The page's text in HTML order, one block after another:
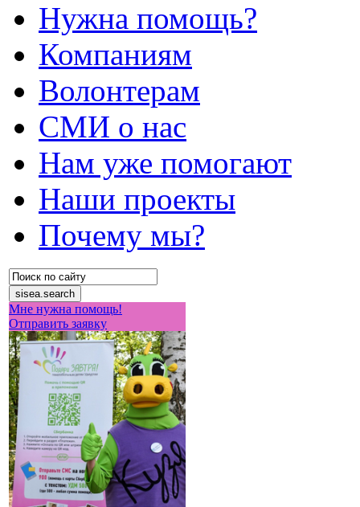
Нужна помощь?
Компаниям
Волонтерам
СМИ о нас
Нам уже помогают
Наши проекты
Почему мы?
Мне нужна помощь!
Отправить заявку